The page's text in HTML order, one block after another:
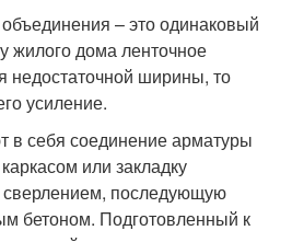
– это одинаковый
жилого дома ленточное
недостаточной ширины, то
усиление.
в себя соединение арматуры
или закладку
последующую
бетоном. Подготовленный к